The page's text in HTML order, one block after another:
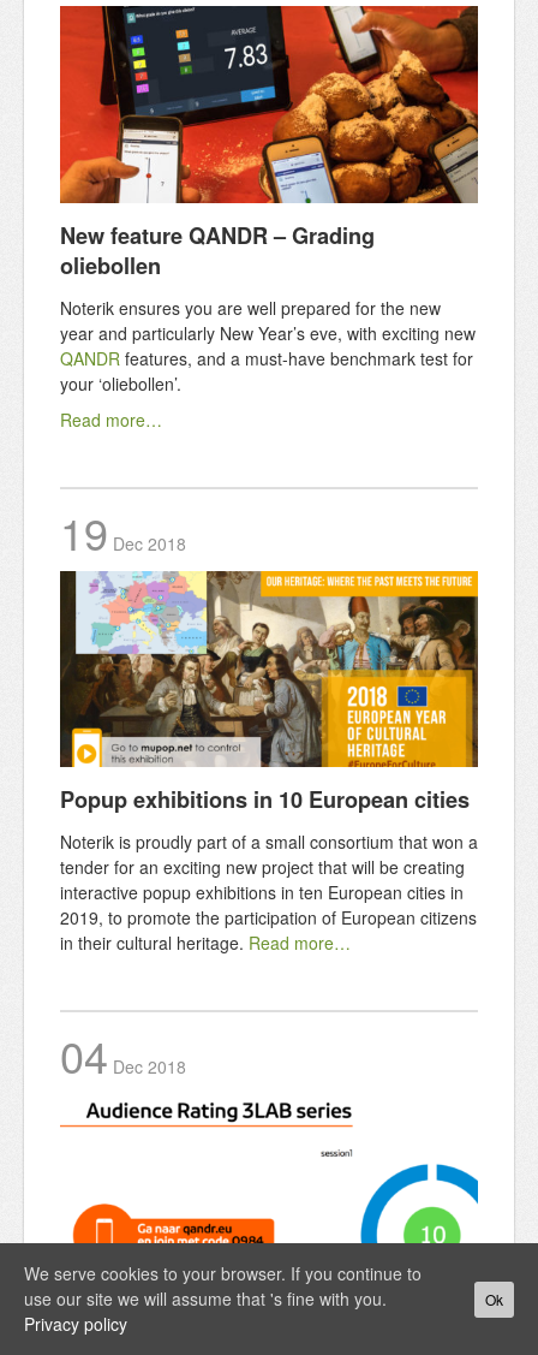
New feature QANDR – Grading
oliebollen
Noterik ensures you are well prepared for the new
year and particularly New Year’s eve, with exciting new
QANDR features, and a must-have benchmark test for
your ‘oliebollen’.
Read more…
19 Dec 2018
Popup exhibitions in 10 European cities
Noterik is proudly part of a small consortium that won a
tender for an exciting new project that will be creating
interactive popup exhibitions in ten European cities in
2019, to promote the participation of European citizens
in their cultural heritage. Read more…
04 Dec 2018
QandR used in NPO audience panels
We serve cookies to your browser. If you continue to
use our site we will assume that 's fine with you.
Privacy policy
Ok